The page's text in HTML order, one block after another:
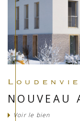
NOUVEAU
Voir le bien